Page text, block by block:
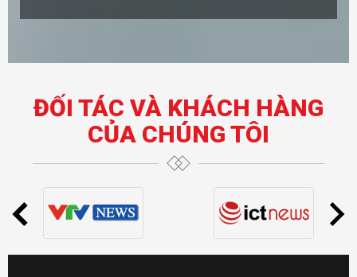
ĐỐI TÁC VÀ KHÁCH HÀNG
CỦA CHÚNG TÔI